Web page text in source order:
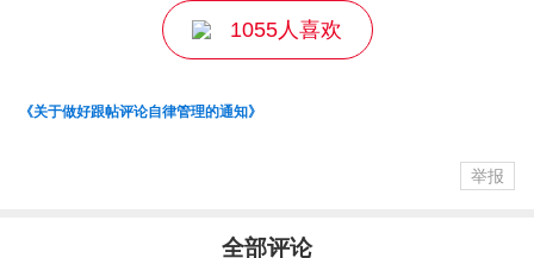
攀升，每一分每一秒都暗藏危机。相关部
门务必做好值班值守，加强预警调度和应
急响应联动，打好“人防+技防
1055人喜欢
《关于做好跟帖评论自律管理的通知》
举报
全部评论